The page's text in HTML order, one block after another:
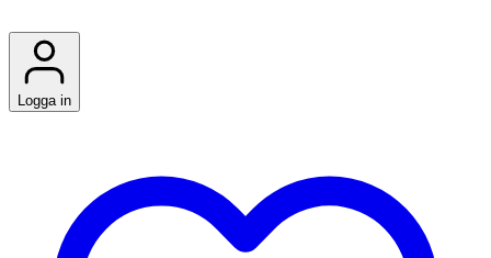
Logga in